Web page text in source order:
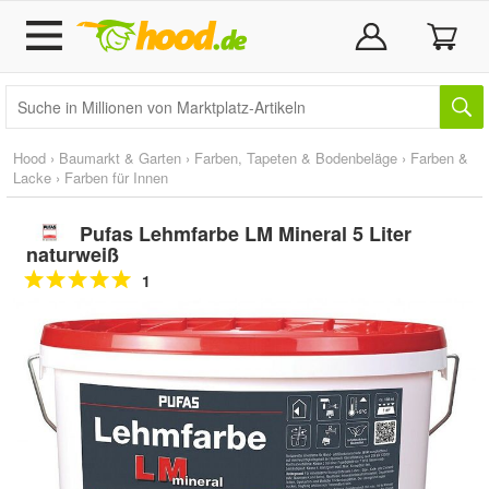
Hood › Baumarkt & Garten › Farben, Tapeten & Bodenbeläge › Farben &
Lacke › Farben für Innen
Pufas Lehmfarbe LM Mineral 5 Liter
naturweiß
1